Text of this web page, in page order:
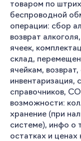
товаром по
беспроводной
операции: сбор
возврат
ячеек,
склад,
ячейкам,
инвентаризация,
справочников,
возможности:
хранение (при
системе), инфо о
остатках и ценах